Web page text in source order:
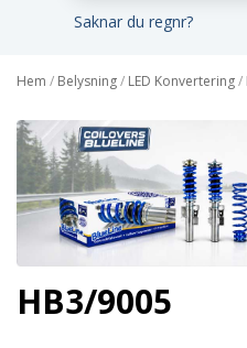
Saknar du regnr?
Hem / Belysning/ LED Konvertering/
HB3/9005